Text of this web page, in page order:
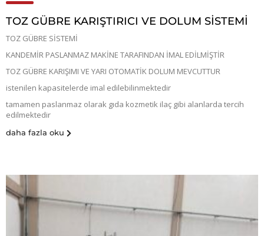
TOZ GÜBRE KARIŞTIRICI VE DOLUM SİSTEMİ
TOZ GÜBRE SİSTEMİ
KANDEMİR PASLANMAZ MAKİNE TARAFINDAN İMAL EDİLMİŞTİR
TOZ GÜBRE KARIŞIMI VE YARI OTOMATİK DOLUM MEVCUTTUR
istenilen kapasitelerde imal edilebilinmektedir
tamamen paslanmaz olarak gıda kozmetik ilaç gibi alanlarda tercih
edilmektedir
daha fazla oku